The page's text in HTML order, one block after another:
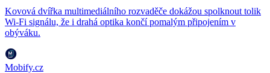
Kovová dvířka multimediálního rozvaděče dokážou spolknout tolik
Wi-Fi signálu, že i drahá optika končí pomalým připojením v
obýváku.
Mobify.cz